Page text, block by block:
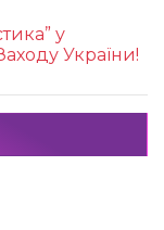
у
України!